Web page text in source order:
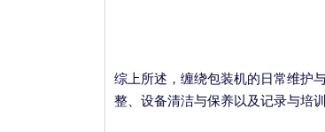
综上所述，缠绕包装机的日常维护
整、设备清洁与保养以及记录与培